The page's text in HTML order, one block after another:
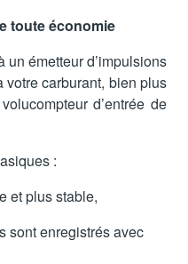
toute économie
un émetteur d’impulsions
carburant, bien plus
d’entrée de
:
et plus stable,
sont enregistrés avec